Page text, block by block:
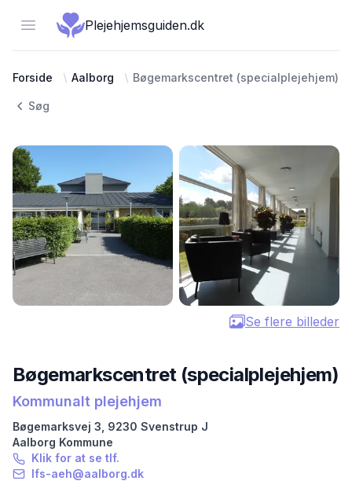
Open menuPlejehjemsguiden.dk
Forside Aalborg Bøgemarkscentret (specialplejehjem)
Søg
Se flere billeder
Bøgemarkscentret (specialplejehjem)
Kommunalt plejehjem
Bøgemarksvej 3 9230 Svenstrup J
Aalborg Kommune
Klik for at se tlf.
lfs-aeh@aalborg.dk